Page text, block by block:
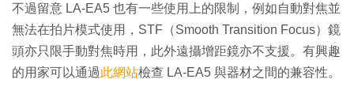
不過留意 LA-EA5 也有一些使用上的限制，例如自動對焦並
無法在拍片模式使用，STF（Smooth Transition Focus）鏡
頭亦只限手動對焦時用，此外遠攝增距鏡亦不支援。有興趣
的用家可以通過此網站檢查 LA-EA5 與器材之間的兼容性。